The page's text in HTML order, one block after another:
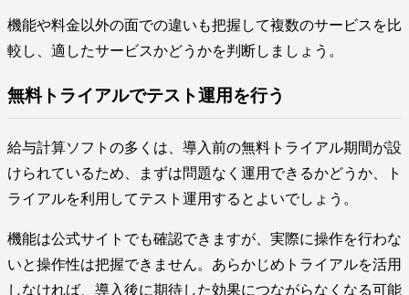
機能や料金以外の面での違いも把握して複数のサービスを比
較し、適したサービスかどうかを判断しましょう。
無料トライアルでテスト運用を行う
給与計算ソフトの多くは、導入前の無料トライアル期間が設
けられているため、まずは問題なく運用できるかどうか、ト
ライアルを利用してテスト運用するとよいでしょう。
機能は公式サイトでも確認できますが、実際に操作を行わな
いと操作性は把握できません。あらかじめトライアルを活用
しなければ、導入後に期待した効果につながらなくなる可能